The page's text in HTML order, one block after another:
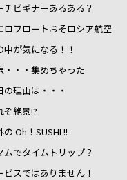
ビギナーあるある？
フロートおそロシア航空
が気になる！！
・・集めちゃった
理由は・・・
絶景!?
Oh！SUSHI !!
でタイムトリップ？
スではありません！